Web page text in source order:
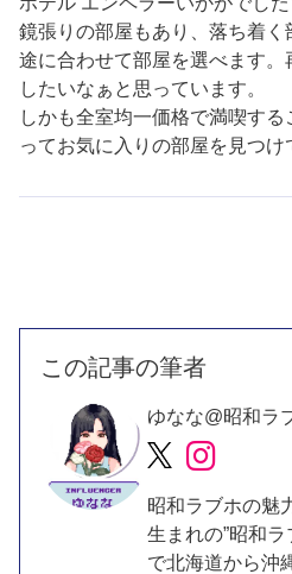
鏡張りの部屋もあり、落ち着
途に合わせて部屋を選べます
したいなぁと思っています。
しかも全室均一価格で満喫す
ってお気に入りの部屋を見つけ
この記事の筆者
ゆなな@昭和ラ
昭和ラブホの魅
生まれの”昭和
で北海道から沖